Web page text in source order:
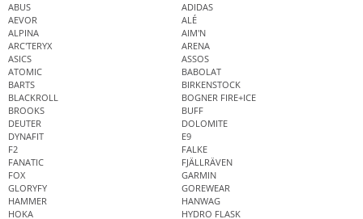
ABUS
ADIDAS
AEVOR
ALÉ
ALPINA
AIM'N
ARC'TERYX
ARENA
ASICS
ASSOS
ATOMIC
BABOLAT
BARTS
BIRKENSTOCK
BLACKROLL
BOGNER FIRE+ICE
BROOKS
BUFF
DEUTER
DOLOMITE
DYNAFIT
E9
F2
FALKE
FANATIC
FJÄLLRÄVEN
FOX
GARMIN
GLORYFY
GOREWEAR
HAMMER
HANWAG
HOKA
HYDRO FLASK